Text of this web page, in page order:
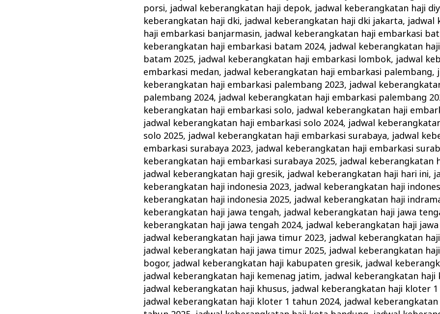
porsi, jadwal keberangkatan haji depok, jadwal keberangkatan haji diy
keberangkatan haji dki, jadwal keberangkatan haji dki jakarta, jadwal
haji embarkasi banjarmasin, jadwal keberangkatan haji embarkasi
keberangkatan haji embarkasi batam 2024, jadwal keberangkatan
batam 2025, jadwal keberangkatan haji embarkasi lombok, jadwal
embarkasi medan, jadwal keberangkatan haji embarkasi palembang,
keberangkatan haji embarkasi palembang 2023, jadwal
palembang 2024, jadwal keberangkatan haji embarkasi palembang
keberangkatan haji embarkasi solo, jadwal keberangkatan haji
jadwal keberangkatan haji embarkasi solo 2024, jadwal
solo 2025, jadwal keberangkatan haji embarkasi surabaya, jadwal
embarkasi surabaya 2023, jadwal keberangkatan haji embarkasi
keberangkatan haji embarkasi surabaya 2025, jadwal keberangkatan
jadwal keberangkatan haji gresik, jadwal keberangkatan haji hari ini,
keberangkatan haji indonesia 2023, jadwal keberangkatan haji
keberangkatan haji indonesia 2025, jadwal keberangkatan haji
keberangkatan haji jawa tengah, jadwal keberangkatan haji jawa
keberangkatan haji jawa tengah 2024, jadwal keberangkatan haji
jadwal keberangkatan haji jawa timur 2023, jadwal keberangkatan
jadwal keberangkatan haji jawa timur 2025, jadwal keberangkatan
bogor, jadwal keberangkatan haji kabupaten gresik, jadwal
jadwal keberangkatan haji kemenag jatim, jadwal keberangkatan haji
jadwal keberangkatan haji khusus, jadwal keberangkatan haji kloter
jadwal keberangkatan haji kloter 1 tahun 2024, jadwal